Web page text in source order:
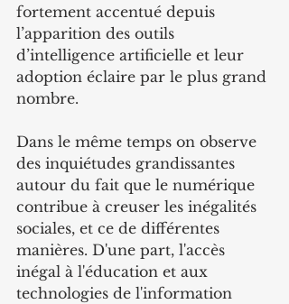
fortement accentué depuis
l’apparition des outils
d’intelligence artificielle et leur
adoption éclaire par le plus grand
nombre.
Dans le même temps on observe
des inquiétudes grandissantes
autour du fait que le numérique
contribue à creuser les inégalités
sociales, et ce de différentes
manières. D'une part, l'accès
inégal à l'éducation et aux
technologies de l'information